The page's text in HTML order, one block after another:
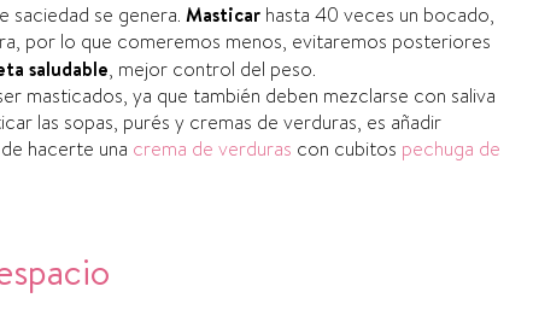
saciedad se genera. Masticar hasta 40 veces un bocado,
por lo que comeremos menos, evitaremos posteriores
saludable, mejor control del peso.
masticados, ya que también deben mezclarse con saliva
las sopas, purés y cremas de verduras, es añadir
hacerte una crema de verduras con cubitos pechuga de